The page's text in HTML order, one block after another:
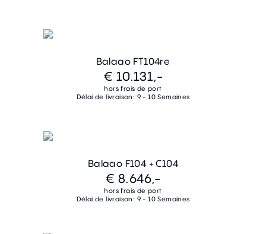
Balaao FT104re
€ 10.131,-
hors frais de port
Délai de livraison: 9 - 10 Semaines
Balaao F104 + C104
€ 8.646,-
hors frais de port
Délai de livraison: 9 - 10 Semaines